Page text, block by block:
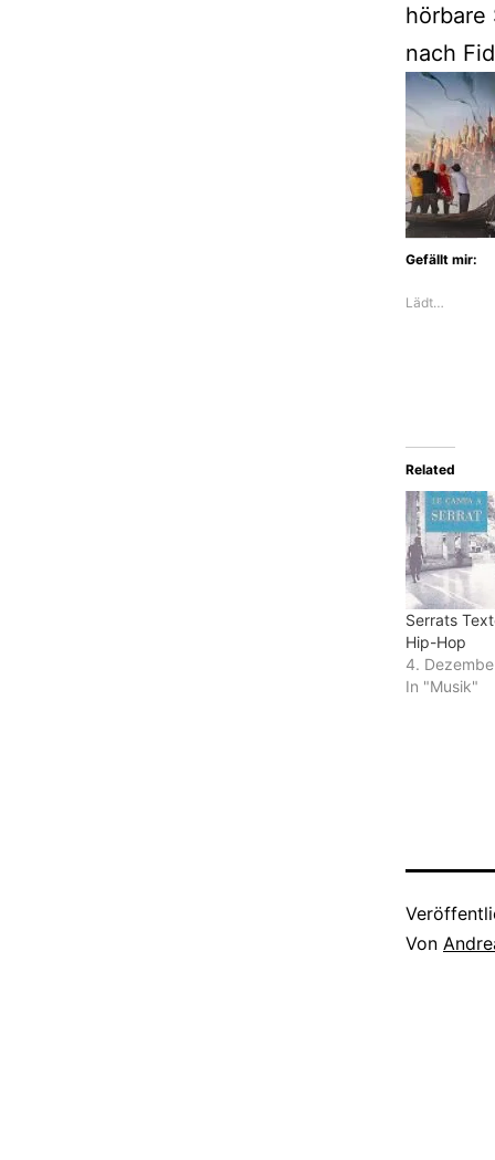
hörbare
nach
Gefällt mir:
Lädt…
Related
Serrats
Hip-Hop
4.
In "Musik"
Von